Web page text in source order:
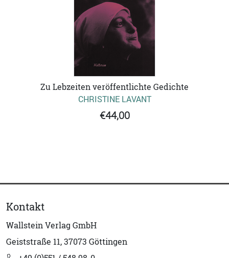
Zu Lebzeiten veröffentlichte Gedichte
CHRISTINE LAVANT
€44,00
Kontakt
Wallstein Verlag GmbH
Geiststraße 11, 37073 Göttingen